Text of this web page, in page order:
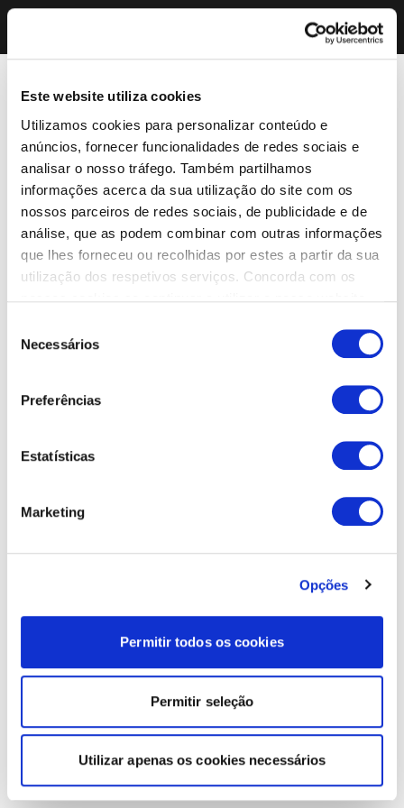
Este website utiliza cookies
Utilizamos cookies para personalizar conteúdo e
anúncios, fornecer funcionalidades de redes sociais e
analisar o nosso tráfego. Também partilhamos
informações acerca da sua utilização do site com os
nossos parceiros de redes sociais, de publicidade e de
análise, que as podem combinar com outras informações
que lhes forneceu ou recolhidas por estes a partir da sua
utilização dos respetivos serviços. Concorda com os
Necessários
Preferências
Estatísticas
Marketing
Opções
Permitir todos os cookies
Permitir seleção
Utilizar apenas os cookies necessários